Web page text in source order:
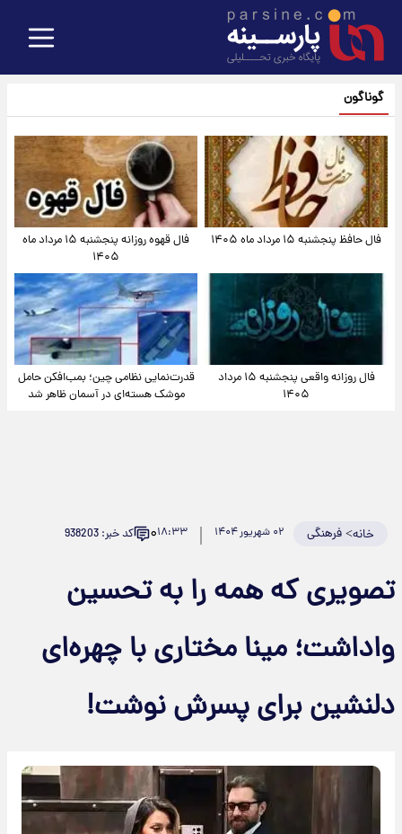
گوناگون
فال حافظ پنجشنبه ۱۵ مرداد ماه ۱۴۰۵
فال قهوه روزانه پنجشنبه ۱۵ مرداد ماه
۱۴۰۵
فال روزانه واقعی پنجشنبه ۱۵ مرداد
۱۴۰۵
قدرت‌نمایی نظامی چین؛ بمب‌افکن حامل
موشک هسته‌ای در آسمان ظاهر شد
خانه>فرهنگی ۰۲ شهریور ۱۴۰۴ ۱۸:۳۳۰ کد خبر: 938203
تصویری که همه را به تحسین
واداشت؛ مینا مختاری با چهره‌ای
دلنشین برای پسرش نوشت!